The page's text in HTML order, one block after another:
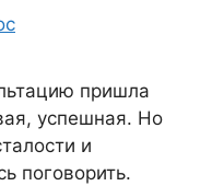
пришла
успешная. Но
и
поговорить.